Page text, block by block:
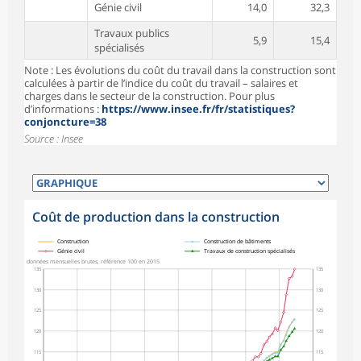
Génie civil 14,0
32,3
Travaux publics
spécialisés
5,9 15,4
Note : Les évolutions du coût du travail dans la construction sont
calculées à partir de l’indice du coût du travail – salaires et
charges dans le secteur de la construction. Pour plus
d’informations : https://www.insee.fr/fr/statistiques?
conjoncture=38
Source : Insee
Coût de production dans la construction
115
120
125
130
135
115
120
125
130
135
données mensuelles brutes, référence 100 en 2015
Construction Construction de bâtiments
Génie civil Travaux de construction spécialisés